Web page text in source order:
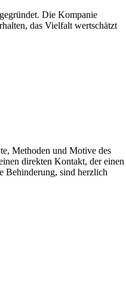
Die Kompanie
das Vielfalt wertschätzt
Methoden und Motive des
direkten Kontakt, der einen
Behinderung, sind herzlich